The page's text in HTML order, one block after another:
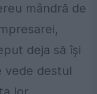
mândră de
deja să își
vede destul